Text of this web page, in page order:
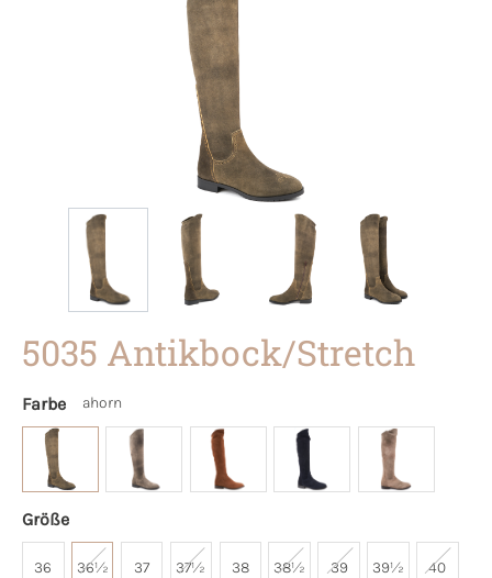
5035 Antikbock/Stretch
Farbe ahorn
Größe
36 36½ 37 37½ 38 38½ 39 39½ 40